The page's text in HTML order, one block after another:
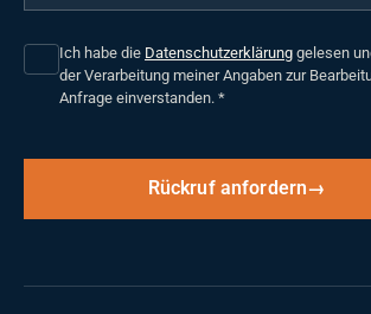
Ich habe die Datenschutzerklärung gelesen
der Verarbeitung meiner Angaben zur
Anfrage einverstanden. *
Rückruf anfordern